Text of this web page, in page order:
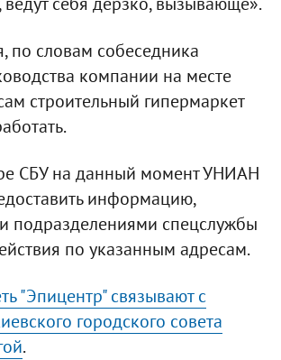
по словам собеседника
компании на месте
строительный гипермаркет
СБУ на данный момент УНИАН
информацию,
подразделениями спецслужбы
по указанным адресам.
"Эпицентр" связывают с
городского совета
.